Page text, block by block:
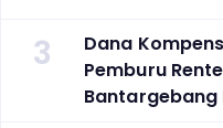
3
Dana
Pemburu
Bantargebang